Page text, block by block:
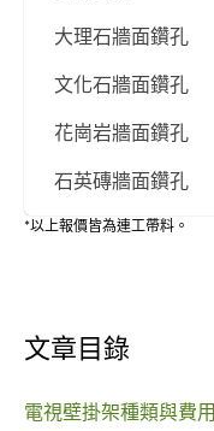
大理石牆面鑽孔
文化石牆面鑽孔
花崗岩牆面鑽孔
石英磚牆面鑽孔
*以上報價皆為連工帶料。
文章目錄
電視壁掛架種類與費用